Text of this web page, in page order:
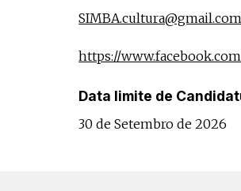
SIMBA.cultura@gmail.com
https://
Data limite de
30 de Setembro de 2026